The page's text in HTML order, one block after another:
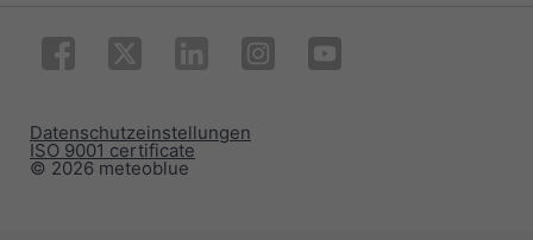
© 2026 meteoblue
ISO 9001 certificate
Datenschutzeinstellungen